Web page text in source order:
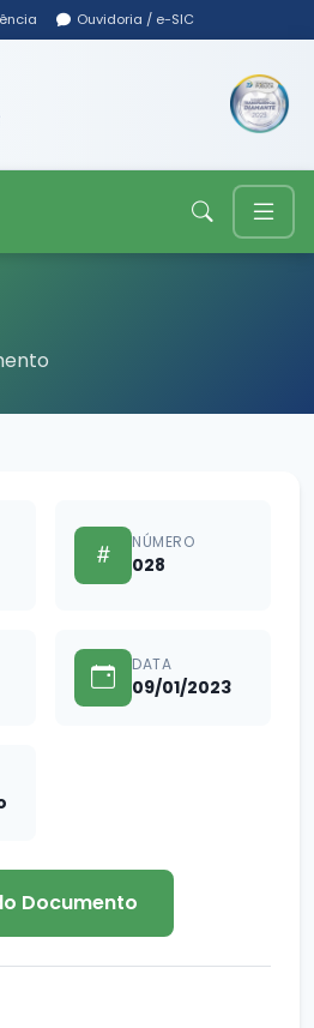
Ouvidoria / e-SIC
NÚMERO
028
DATA
09/01/2023
Documento